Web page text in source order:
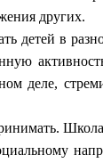
других.
в
деле,